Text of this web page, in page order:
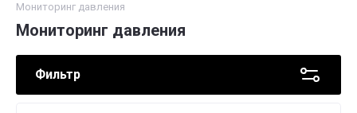
Мониторинг давления
Мониторинг давления
Фильтр